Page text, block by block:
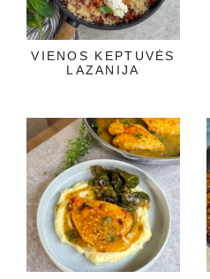
VIENOS KEPTUVĖS
LAZANIJA